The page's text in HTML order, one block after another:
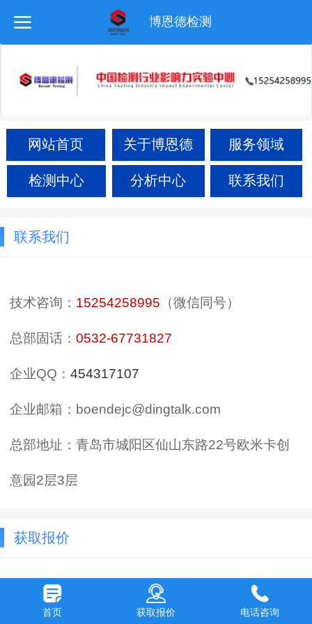
博恩德检测
关于博恩德 服务领域
网站首页
分析中心 联系我们
检测中心
联系我们
技术咨询： 15254258995 （微信同号）
总部固话： 0532-67731827
企业QQ ： 454317107
企业邮箱： boendejc@dingtalk.com
总部地址：青岛市城阳区仙山东路22号欧米卡创
意园2层3层
获取报价
首页 获取报价 电话咨询